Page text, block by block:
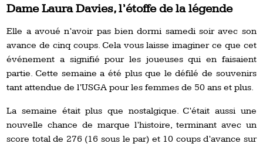
Dame Laura Davies, l’étoffe de la légende
Elle a avoué n’avoir pas bien dormi samedi soir avec son
avance de cinq coups. Cela vous laisse imaginer ce que cet
événement a signifié pour les joueuses qui en faisaient
partie. Cette semaine a été plus que le défilé de souvenirs
tant attendue de l’USGA pour les femmes de 50 ans et plus.
La semaine était plus que nostalgique. C’était aussi une
nouvelle chance de marque l’histoire, terminant avec un
score total de 276 (16 sous le par) et 10 coups d’avance sur